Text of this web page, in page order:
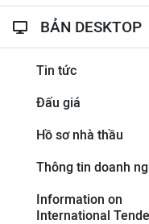
BẢN DESKTOP
Tin tức
Đấu giá
Hồ sơ nhà thầu
Thông tin doanh
Information on
International